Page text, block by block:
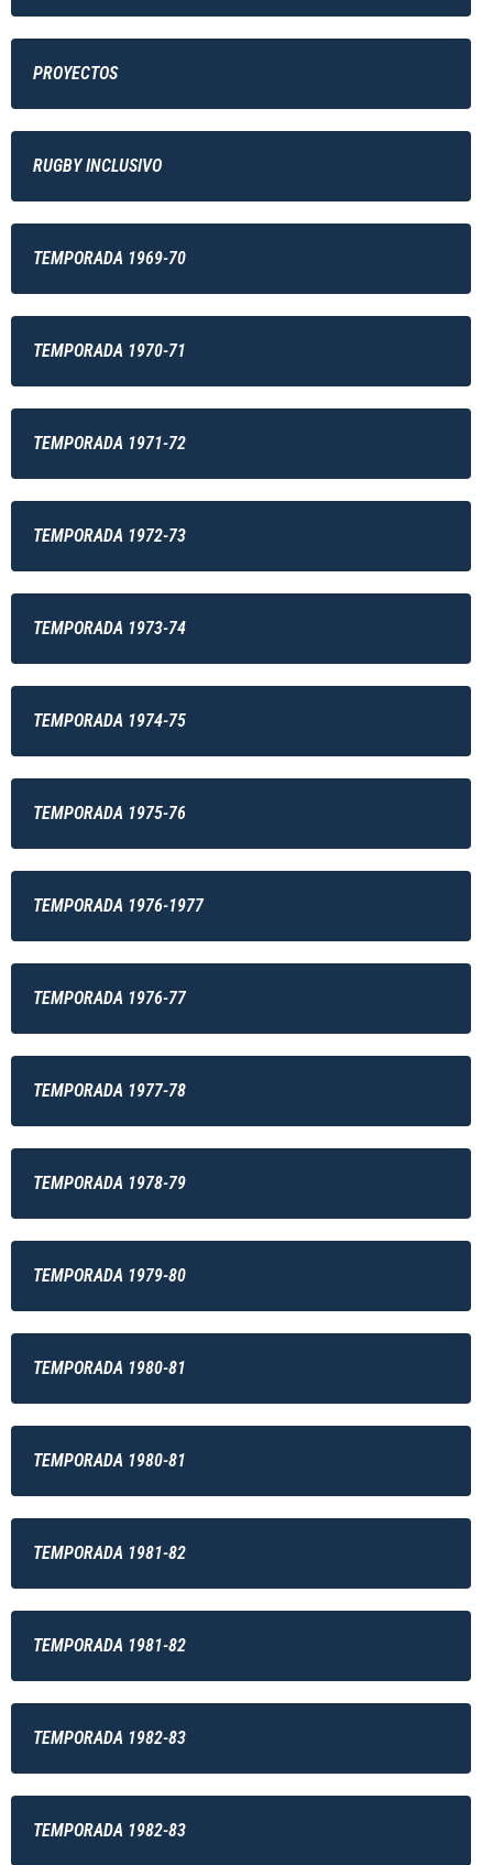
PROYECTOS
RUGBY INCLUSIVO
TEMPORADA 1969-70
TEMPORADA 1970-71
TEMPORADA 1971-72
TEMPORADA 1972-73
TEMPORADA 1973-74
TEMPORADA 1974-75
TEMPORADA 1975-76
TEMPORADA 1976-1977
TEMPORADA 1976-77
TEMPORADA 1977-78
TEMPORADA 1978-79
TEMPORADA 1979-80
TEMPORADA 1980-81
TEMPORADA 1980-81
TEMPORADA 1981-82
TEMPORADA 1981-82
TEMPORADA 1982-83
TEMPORADA 1982-83